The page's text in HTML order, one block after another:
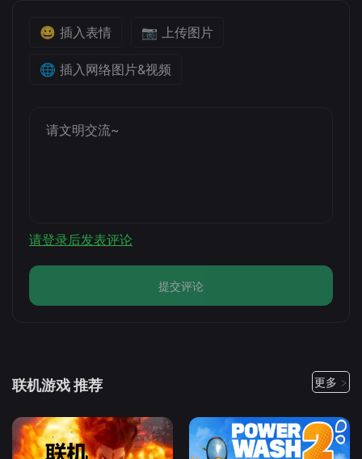
😀 插入表情 📷 上传图片
🌐 插入网络图片&视频
请登录后发表评论
提交评论
联机游戏 推荐 更多 >